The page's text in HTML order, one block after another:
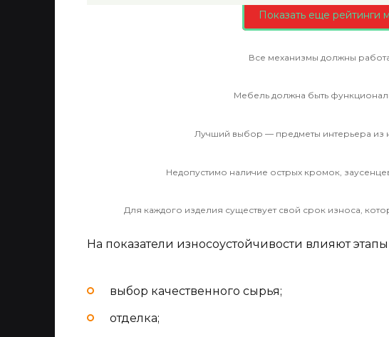
Показать еще рейтинги
Все механизмы должны
Мебель должна быть
Лучший выбор — предметы интерьера из
Недопустимо наличие острых кромок,
Для каждого изделия существует свой срок износа,
На показатели износоустойчивости влияют
выбор качественного сырья;
отделка;